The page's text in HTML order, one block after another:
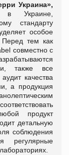
Украина»,
в Украине,
стандарту
особое
тем как
совместно с
также все
качества
а продукция
продукт
детальную
соблюдения
регулярные